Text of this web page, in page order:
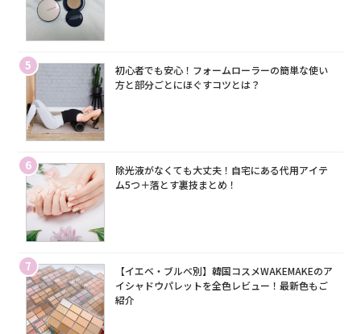
5
初心者でも安心！フォームローラーの簡単な使い
方と部分ごとにほぐすコツとは？
6
除光液がなくても大丈夫！自宅にある代用アイテ
ム5つ＋落とす裏技まとめ！
7
【イエベ・ブルベ別】韓国コスメWAKEMAKEのア
イシャドウパレットを全色レビュー！最新色もご
紹介